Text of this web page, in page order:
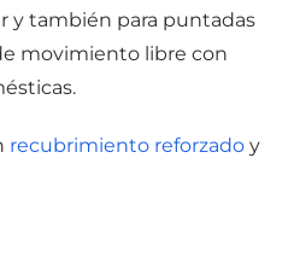
y también para puntadas
movimiento libre con
recubrimiento reforzado y